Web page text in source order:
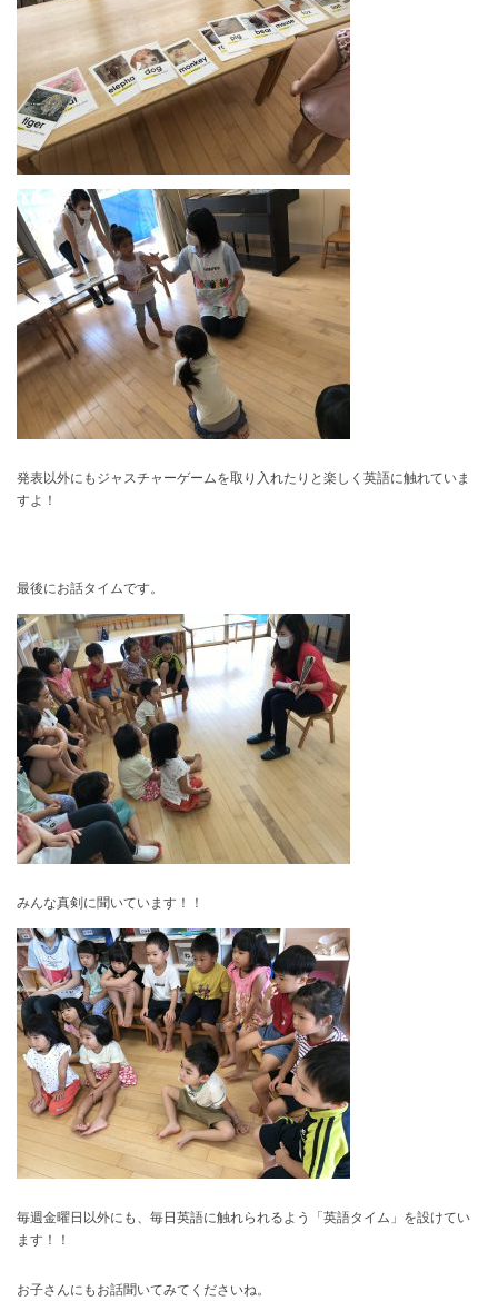
発表以外にもジャスチャーゲームを取り入れたりと楽しく英語に触れていま
すよ！
最後にお話タイムです。
みんな真剣に聞いています！！
毎週金曜日以外にも、毎日英語に触れられるよう「英語タイム」を設けてい
ます！！
お子さんにもお話聞いてみてくださいね。